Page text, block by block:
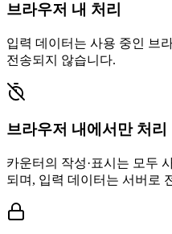
브라우저 내 처리
입력 데이터는 사용 중인 브
전송되지 않습니다.
브라우저 내에서만 처리
카운터의 작성·표시는 모두
되며, 입력 데이터는 서버로